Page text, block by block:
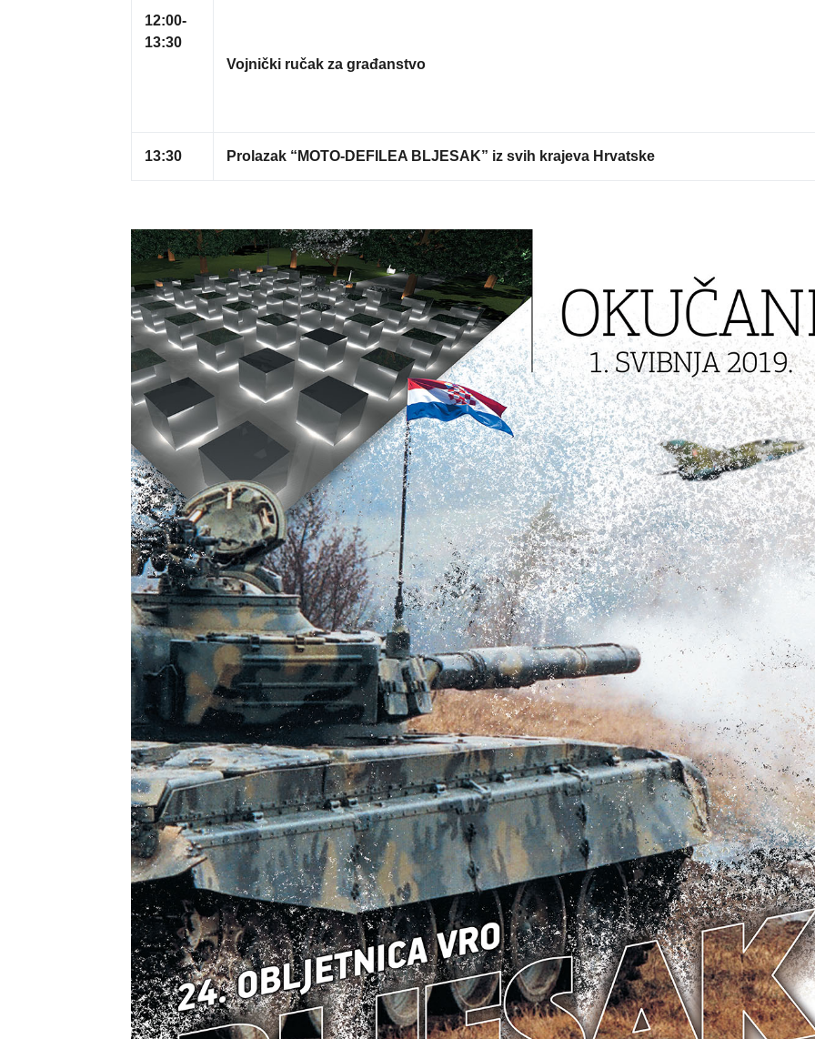
12:00-
13:30
Vojnički ručak za građanstvo
13:30 Prolazak “MOTO-DEFILEA BLJESAK” iz svih krajeva Hrvatske